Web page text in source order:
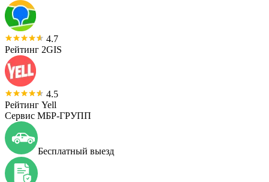
4.7
Рейтинг 2GIS
4.5
Рейтинг Yell
Сервис МБР-ГРУПП
Бесплатный выезд